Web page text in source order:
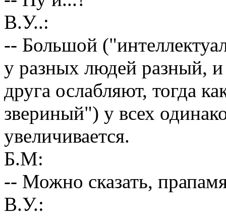
В.У..:
-- Большой
у разных людей разный,
друга ослабляют, тогда
звериный") у всех
увеличивается.
Б.М:
-- Можно сказать,
В.У.: